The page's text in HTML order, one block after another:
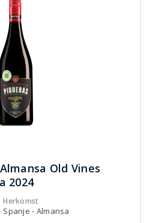
Old Vines
2024
Herkomst
Spanje - Almansa